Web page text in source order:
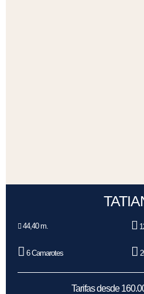
44,40 m.
6 Camarotes
Tarifas desde